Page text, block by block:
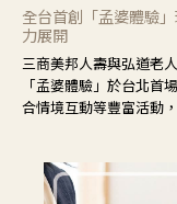
全台首創「孟婆體驗
力展開
三商美邦人壽與弘道老
「孟婆體驗」於台北首
合情境互動等豐富活動